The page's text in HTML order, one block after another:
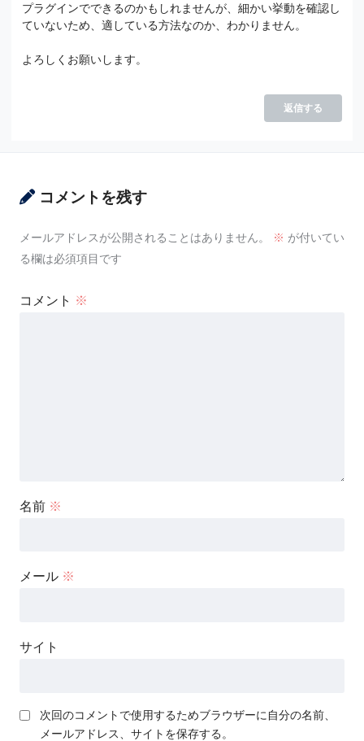
プラグインでできるのかもしれませんが、細かい挙動を確認し
ていないため、適している方法なのか、わかりません。
よろしくお願いします。
返信する
コメントを残す
メールアドレスが公開されることはありません。 ※ が付いてい
る欄は必須項目です
コメント ※
名前 ※
メール ※
サイト
次回のコメントで使用するためブラウザーに自分の名前、
メールアドレス、サイトを保存する。